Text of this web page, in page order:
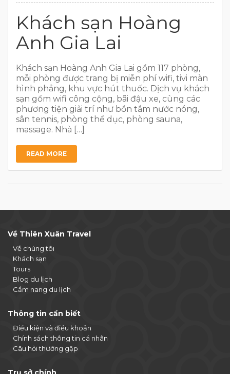
Khách sạn Hoàng
Anh Gia Lai
Khách sạn Hoàng Anh Gia Lai gồm 117 phòng,
mỗi phòng được trang bị miễn phí wifi, tivi màn
hình phẳng, khu vực hút thuốc. Dịch vụ khách
sạn gồm wifi công cộng, bãi đậu xe, cùng các
phương tiện giải trí như bồn tắm nước nóng,
sân tennis, phòng thể dục, phòng sauna,
massage. Nhà […]
READ MORE
Về Thiên Xuân Travel
Về chúng tôi
Khách sạn
Tours
Blog du lịch
Cẩm nang du lịch
Thông tin cần biết
Điều kiện và điều khoản
Chính sách thông tin cá nhân
Câu hỏi thường gặp